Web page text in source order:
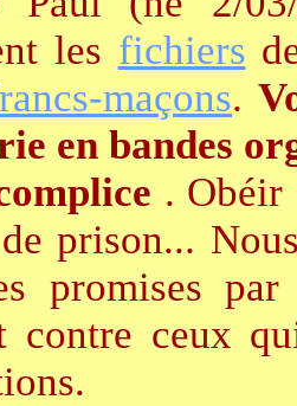
les fichiers
maçons.
en bandes
. Obéir
prison...
promises
contre ceux